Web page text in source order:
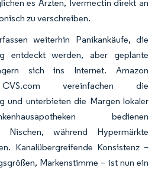
es Ärzten, Ivermectin direkt an
zu verschreiben.
weiterhin Panikankäufe, die
entdeckt werden, aber geplante
sich ins Internet. Amazon
vereinfachen die
und unterbieten die Margen lokaler
bedienen
Nischen, während Hypermärkte
Kanalübergreifende Konsistenz –
Markenstimme – ist nun ein